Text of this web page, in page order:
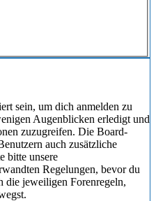
sein, um dich anmelden zu
Augenblicken erledigt und
zuzugreifen. Die Board-
auch zusätzliche
bitte unsere
Regelungen, bevor du
die jeweiligen Forenregeln,